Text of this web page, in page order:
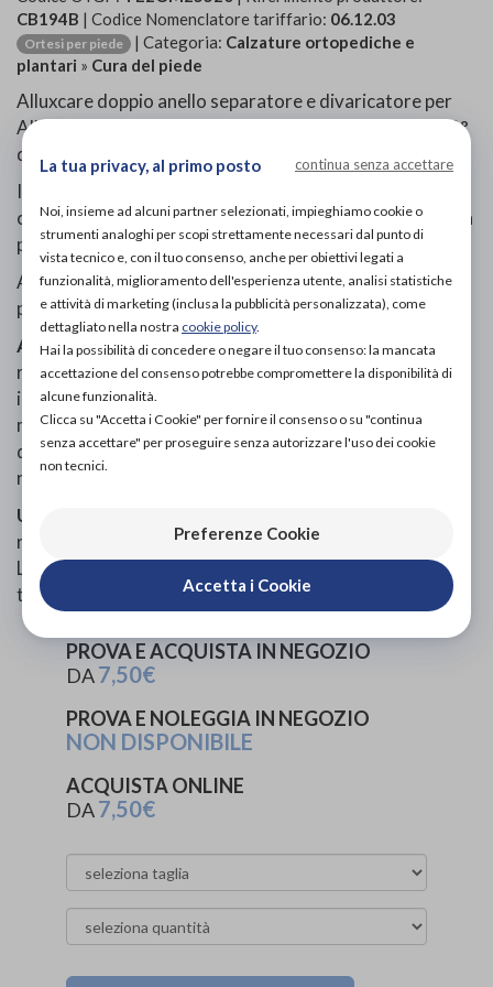
CB194B | Codice Nomenclatore tariffario: 06.12.03
Ortesi per piede | Categoria: Calzature ortopediche e
plantari » Cura del piede
Alluxcare doppio anello separatore e divaricatore per
Alluce. In gel morbido e confortevole. Allinea alluce e 2°
dito, evita lo sfregamento tra 1, 2 e 3° dito.
I due anelli mantengono il dispositivo nella posizione
corretta, separando e proteggendo senza creare alcuna
pressione.
Ambidestro, indossabile sia sul piede destro che sul
piede sinistro.
Avvertenze:Non applicare su cute lesa. In caso di
rossore o irritazione interrompere l’uso, lavare la zona
interessata con abbondante acqua e consultare un
medico. Tenere fuori della portata dei bambini. Non
disperdere nell’ambiente. Smaltire il prodotto con i
rifiuti indifferenziati.
Uso e mantenimento:
riutilizzabile.
Lavare con acqua e sapone. Asciugare, cospargere con
talco e applicare sul piede.
PROVA E ACQUISTA IN NEGOZIO
DA7,50€
PROVA E NOLEGGIA IN NEGOZIO
NON DISPONIBILE
ACQUISTA ONLINE
DA7,50€
La tua privacy, al primo posto continua senza accettare
Noi, insieme ad alcuni partner selezionati, impieghiamo cookie o
strumenti analoghi per scopi strettamente necessari dal punto di
vista tecnico e, con il tuo consenso, anche per obiettivi legati a
funzionalità, miglioramento dell'esperienza utente, analisi statistiche
e attività di marketing (inclusa la pubblicità personalizzata), come
dettagliato nella nostra cookie policy.
Hai la possibilità di concedere o negare il tuo consenso: la mancata
accettazione del consenso potrebbe compromettere la disponibilità di
alcune funzionalità.
Clicca su "Accetta i Cookie" per fornire il consenso o su "continua
senza accettare" per proseguire senza autorizzare l'uso dei cookie
non tecnici.
Preferenze Cookie
Accetta i Cookie